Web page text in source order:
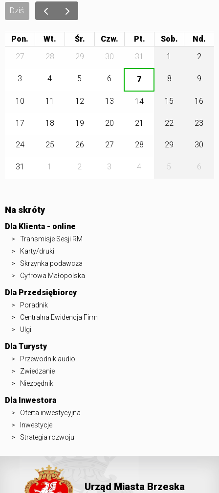
Dziś
Pon. Wt. Śr. Czw. Pt.
Sob.
27
28 29 30 31 1 2
3 4 5 6 7 8 9
10 11 12 13 14 15 16
17 18 19 20 21 22 23
24 25 26 27 28 29 30
31 1 2 3 4 5 6
Na skróty
Dla Klienta - online
Transmisje Sesji RM
Karty/druki
Skrzynka podawcza
Cyfrowa Małopolska
Dla Przedsiębiorcy
Poradnik
Centralna Ewidencja Firm
Ulgi
Dla Turysty
Przewodnik audio
Zwiedzanie
Niezbędnik
Dla Inwestora
Oferta inwestycyjna
Inwestycje
Strategia rozwoju
Urząd Miasta Brzeska